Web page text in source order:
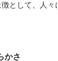
として、人々
かさ